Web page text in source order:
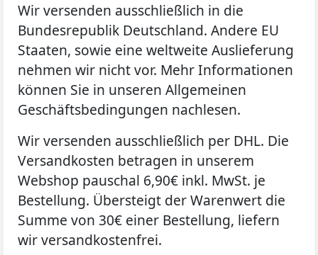
Wir versenden ausschließlich in die
Bundesrepublik Deutschland. Andere EU
Staaten, sowie eine weltweite Auslieferung
nehmen wir nichtvor. Mehr Informationen
können Sie in unseren Allgemeinen
Geschäftsbedingungen nachlesen.
Wir versenden ausschließlich per DHL. Die
Versandkosten betragen in unserem
Webshop pauschal 6,90€ inkl. MwSt. je
Bestellung. Übersteigt der Warenwert die
Summe von 30€ einer Bestellung, liefern
wir versandkostenfrei.